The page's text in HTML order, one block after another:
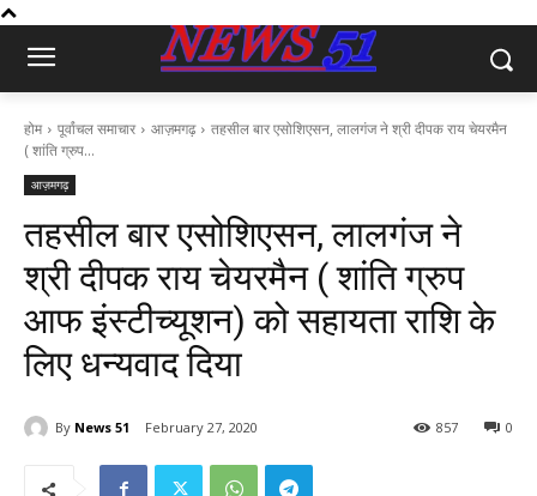
होम पूर्वांचल समाचार आज़मगढ़
तहसील बार एसोशिएसन, लालगंज ने श्री दीपक राय चेयरमैन
( शांति ग्रुप...
आज़मगढ़
तहसील बार एसोशिएसन, लालगंज ने
श्री दीपक राय चेयरमैन ( शांति ग्रुप
आफ इंस्टीच्यूशन) को सहायता राशि के
लिए धन्यवाद दिया
By News 51 February 27, 2020 0
857